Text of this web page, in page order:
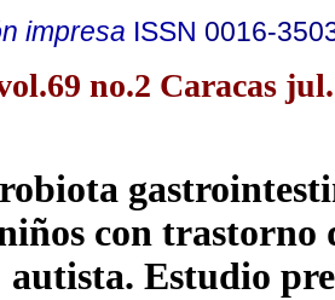
impresa ISSN 0016-
no.2 Caracas
con trastorno
autista. Estudio